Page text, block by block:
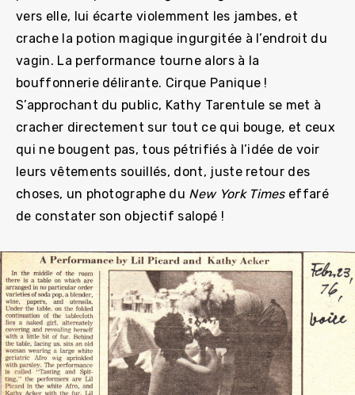
vers elle, lui écarte violemment les jambes, et
crache la potion magique ingurgitée à l’endroit du
vagin. La performance tourne alors à la
bouffonnerie délirante. Cirque Panique !
S’approchant du public, Kathy Tarentule se met à
cracher directement sur tout ce qui bouge, et ceux
qui ne bougent pas, tous pétrifiés à l’idée de voir
leurs vêtements souillés, dont, juste retour des
choses, un photographe du New York Timeseffaré
de constater son objectif salopé !